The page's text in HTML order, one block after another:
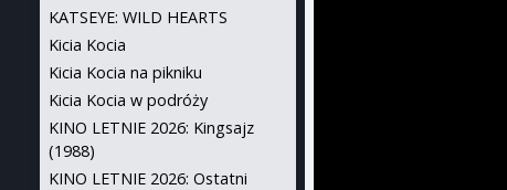
KATSEYE: WILD HEARTS
Kicia Kocia
Kicia Kocia na pikniku
Kicia Kocia w podróży
KINO LETNIE 2026: Kingsajz
(1988)
KINO LETNIE 2026: Ostatni